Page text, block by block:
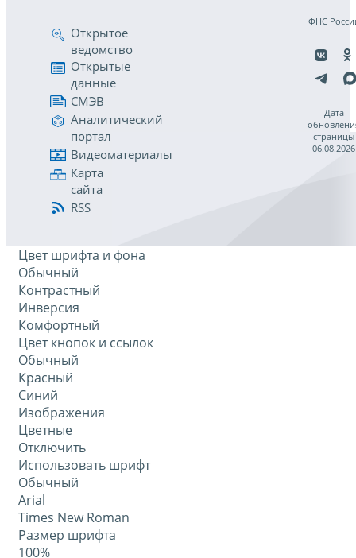
Открытое
ведомство
Открытые
данные
СМЭВ
Аналитический
портал
Видеоматериалы
Карта
сайта
RSS
ФНС
Дата
страницы
06.08.2026
Цвет шрифта и фона
Обычный
Контрастный
Инверсия
Комфортный
Цвет кнопок и ссылок
Обычный
Красный
Синий
Изображения
Цветные
Отключить
Использовать шрифт
Обычный
Arial
Times New Roman
Размер шрифта
100%